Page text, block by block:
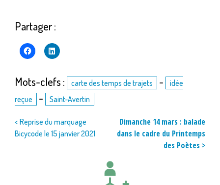
Partager :
Mots-clefs : carte des temps de trajets -
idée
reçue
- Saint-Avertin
Navigation
de
< Reprise du marquage
Bicycode le 15 janvier 2021
Dimanche 14 mars : balade
dans le cadre du Printemps
des Poètes >